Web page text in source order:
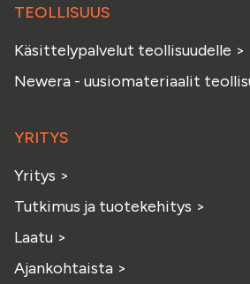
TEOLLISUUS
Käsittelypalvelut teollisuudelle >
Newera - uusiomateriaalit
YRITYS
Yritys >
Tutkimus ja tuotekehitys >
Laatu >
Ajankohtaista >